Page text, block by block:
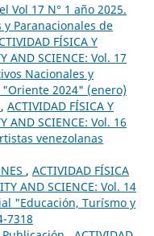
Vol 17 N° 1 año 2025.
y Paranacionales de
FÍSICA Y
AND SCIENCE: Vol. 17
Nacionales y
"Oriente 2024" (enero)
, ACTIVIDAD FÍSICA Y
AND SCIENCE: Vol. 16
venezolanas
, ACTIVIDAD FÍSICA
AND SCIENCE: Vol. 14
"Educación, Turísmo y
7318